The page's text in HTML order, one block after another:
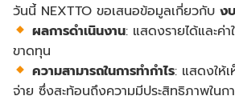
วันนี้ NEXTTO ขอเสนอข้อมูลเกี่ยวกับ ง
ผลการดำเนินงาน: แสดงรายได้และค่
ขาดทุน
ความสามารถในการทำกำไร: แสดงให้
จ่าย ซึ่งสะท้อนถึงความมีประสิทธิภาพในก